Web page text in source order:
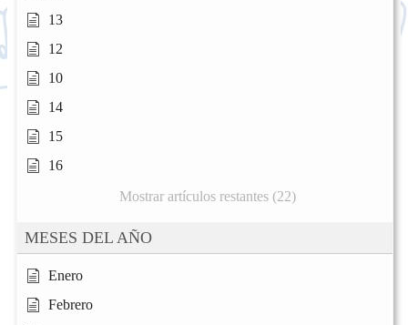
13
12
10
14
15
16
Mostrar artículos restantes (22)
MESES DEL AÑO
Enero
Febrero